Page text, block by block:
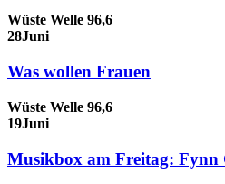
Wüste Welle 96,6
28Juni
Was wollen Frauen
Wüste Welle 96,6
19Juni
Musikbox am Freitag: